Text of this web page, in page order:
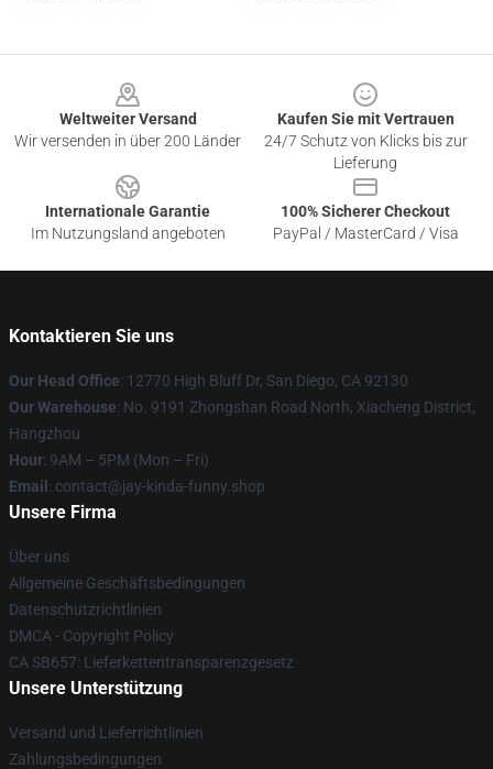
Weltweiter Versand
Wir versenden in über 200 Länder
Kaufen Sie mit Vertrauen
24/7 Schutz von Klicks bis zur
Lieferung
Internationale Garantie
Im Nutzungsland angeboten
100% Sicherer Checkout
PayPal / MasterCard / Visa
Kontaktieren Sie uns
Our Head Office: 12770 High Bluff Dr, San Diego, CA 92130
Our Warehouse: No. 9191 Zhongshan Road North, Xiacheng District,
Hangzhou
Hour: 9AM – 5PM (Mon – Fri)
Email : contact@jay-kinda-funny.shop
Unsere Firma
Über uns
Allgemeine Geschäftsbedingungen
Datenschutzrichtlinien
DMCA - Copyright Policy
CA SB657: Lieferkettentransparenzgesetz
Unsere Unterstützung
Versand und Lieferrichtlinien
Zahlungsbedingungen